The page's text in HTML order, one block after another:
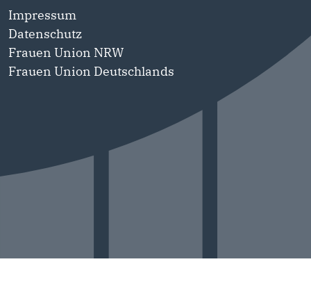
Impressum
Datenschutz
Frauen Union NRW
Frauen Union Deutschlands